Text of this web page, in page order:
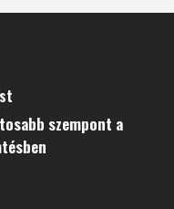
szempont a